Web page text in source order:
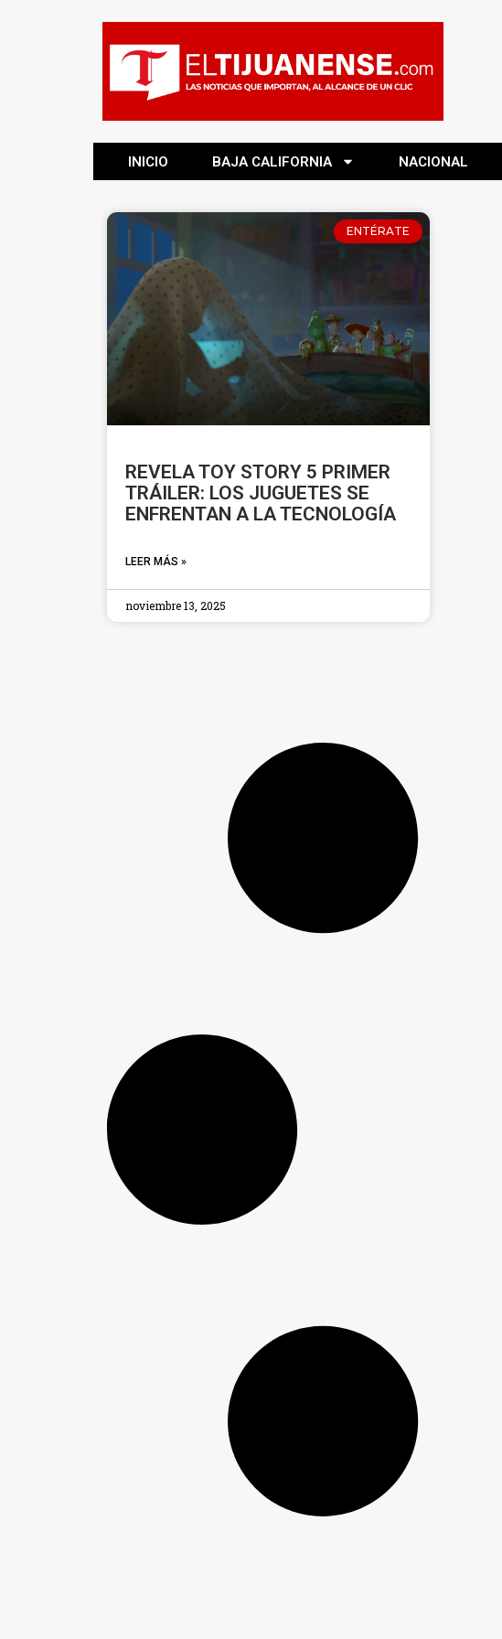
INICIO BAJA CALIFORNIA NACIONAL
ENTÉRATE
REVELA TOY STORY 5 PRIMER
TRÁILER: LOS JUGUETES SE
ENFRENTAN A LA TECNOLOGÍA
LEER MÁS »
noviembre 13, 2025